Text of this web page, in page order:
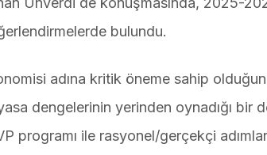
bulundu.
adına kritik öneme sahip
dengelerinin yerinden oynadığı bir
programı ile rasyonel/gerçekçi adımlar